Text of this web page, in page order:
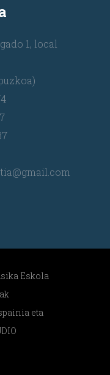
1, local
Eskola
eta